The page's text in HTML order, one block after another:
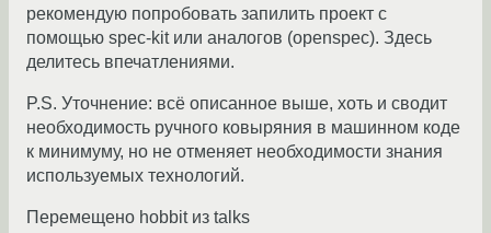
рекомендую попробовать запилить проект с
помощью spec-kit или аналогов (openspec). Здесь
делитесь впечатлениями.
P.S. Уточнение: всё описанное выше, хоть и сводит
необходимость ручного ковыряния в машинном коде
к минимуму, но не отменяет необходимости знания
используемых технологий.
Перемещено hobbit из talks